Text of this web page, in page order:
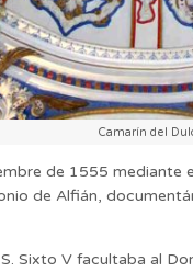
Camarín del
de 1555 mediante
de Alfián,
Sixto V facultaba al